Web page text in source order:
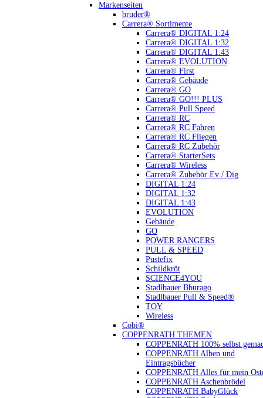
Markenseiten
bruder®
Carrera® Sortimente
Carrera® DIGITAL 1:24
Carrera® DIGITAL 1:32
Carrera® DIGITAL 1:43
Carrera® EVOLUTION
Carrera® First
Carrera® Gebäude
Carrera® GO
Carrera® GO!!! PLUS
Carrera® Pull Speed
Carrera® RC
Carrera® RC Fahren
Carrera® RC Fliegen
Carrera® RC Zubehör
Carrera® StarterSets
Carrera® Wireless
Carrera® Zubehör Ev / Dig
DIGITAL 1:24
DIGITAL 1:32
DIGITAL 1:43
EVOLUTION
Gebäude
GO
POWER RANGERS
PULL & SPEED
Pustefix
Schildkröt
SCIENCE4YOU
Stadlbauer Bburago
Stadlbauer Pull & Speed®
TOY
Wireless
Cobi®
COPPENRATH THEMEN
COPPENRATH 100% selbst
COPPENRATH Alben und
Eintragsbücher
COPPENRATH Alles für mein
COPPENRATH Aschenbrödel
COPPENRATH BabyGlück